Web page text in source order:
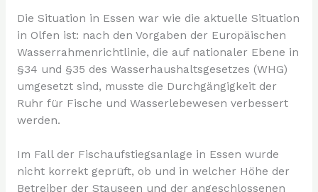
Die Situation in Essen war wie die aktuelle Situation
in Olfen ist: nach den Vorgaben der Europäischen
Wasserrahmenrichtlinie, die auf nationaler Ebene in
§34 und §35 des Wasserhaushaltsgesetzes (WHG)
umgesetzt sind, musste die Durchgängigkeit der
Ruhr für Fische und Wasserlebewesen verbessert
werden.
Im Fall der Fischaufstiegsanlage in Essen wurde
nicht korrekt geprüft, ob und in welcher Höhe der
Betreiber der Stauseen und der angeschlossenen